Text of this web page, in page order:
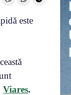
este
Viares.